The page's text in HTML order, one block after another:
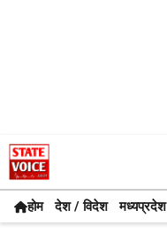
Skip
to
content
होम देश / विदेश मध्यप्रदेश